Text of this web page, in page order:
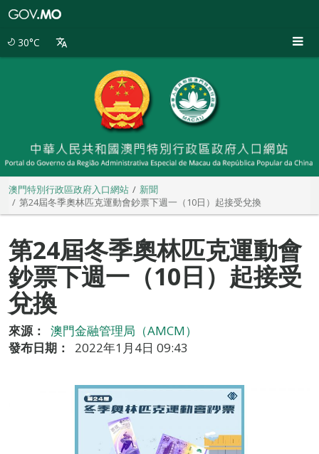
30°C
澳門特別行政區政府入口網站
新聞
第24屆冬季奧林匹克運動會鈔票下週一（10日）起接受兌換
第24屆冬季奧林匹克運動會
鈔票下週一（10日）起接受
兌換
來源：
澳門金融管理局（AMCM）
發布日期：
2022年1月4日 09:43